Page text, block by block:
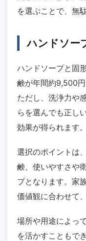
を選ぶことで、無
ハンドソー
ハンドソープと固
鹸が年間約9,500円
ただし、洗浄力や
らを選んでも正し
効果が得られます。
選択のポイントは
鹸、使いやすさや
プとなります。家
価値観に合わせて
場所や用途によっ
を活かすこともで